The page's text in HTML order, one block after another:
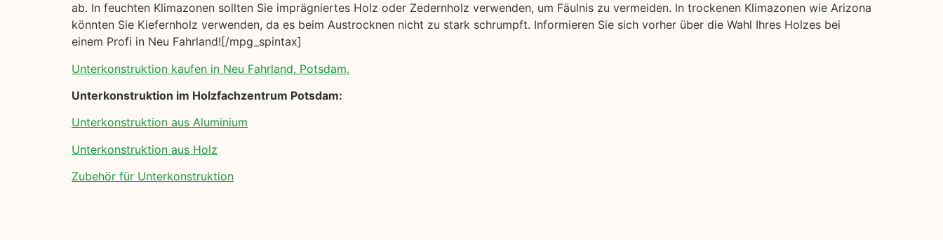
ab. In feuchten Klimazonen sollten Sie imprägniertes Holz oder Zedernholz verwenden, um Fäulnis zu vermeiden. In trockenen Klimazonen wie Arizona
könnten Sie Kiefernholz verwenden, da es beim Austrocknen nicht zu stark schrumpft. Informieren Sie sich vorher über die Wahl Ihres Holzes bei
einem Profi in Neu Fahrland![/mpg_spintax]
Unterkonstruktion kaufen in Neu Fahrland, Potsdam.
Unterkonstruktion im Holzfachzentrum Potsdam:
Unterkonstruktion aus Aluminium
Unterkonstruktion aus Holz
Zubehör für Unterkonstruktion